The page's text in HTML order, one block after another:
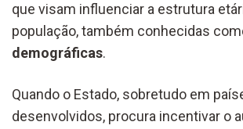
que visam influenciar a estrutura
população, também conhecidas
demográficas.
Quando o Estado, sobretudo em
desenvolvidos, procura incentivar o